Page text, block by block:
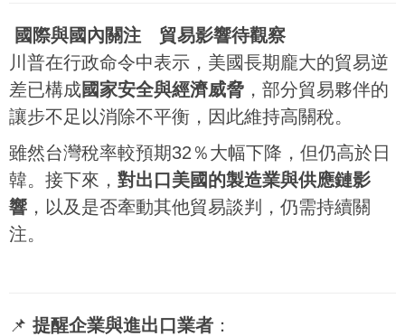
國際與國內關注 貿易影響待觀察
川普在行政命令中表示，美國長期龐大的貿易逆
差已構成國家安全與經濟威脅 ，部分貿易夥伴的
讓步不足以消除不平衡，因此維持高關稅。
雖然台灣稅率較預期32％大幅下降，但仍高於日
韓。接下來， 對出口美國的製造業與供應鏈影
響 ，以及是否牽動其他貿易談判，仍需持續關
注。
📌 提醒企業與進出口業者 ：